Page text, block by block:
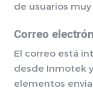
de usuarios
Correo
El correo está
desde Inmotek
elementos